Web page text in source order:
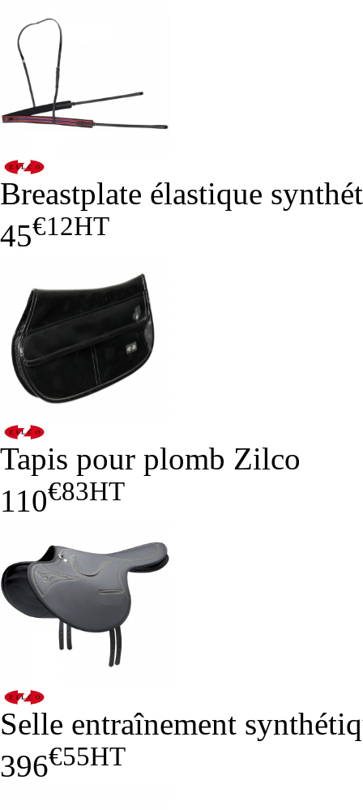
Breastplate élastique
45€12HT
Tapis pour plomb Zilco
110€83HT
Selle entraînement
396€55HT